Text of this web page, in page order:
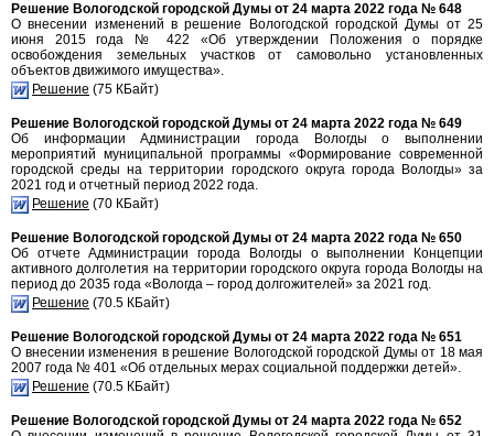
Решение Вологодской городской Думы от 24 марта 2022 года № 648
О внесении изменений в решение Вологодской городской Думы от 25
июня 2015 года № 422 «Об утверждении Положения о порядке
освобождения земельных участков от самовольно установленных
объектов движимого имущества».
Решение (75 КБайт)
Решение Вологодской городской Думы от 24 марта 2022 года № 649
Об информации Администрации города Вологды о выполнении
мероприятий муниципальной программы «Формирование современной
городской среды на территории городского округа города Вологды» за
2021 год и отчетный период 2022 года.
Решение (70 КБайт)
Решение Вологодской городской Думы от 24 марта 2022 года № 650
Об отчете Администрации города Вологды о выполнении Концепции
активного долголетия на территории городского округа города Вологды на
период до 2035 года «Вологда – город долгожителей» за 2021 год.
Решение (70.5 КБайт)
Решение Вологодской городской Думы от 24 марта 2022 года № 651
О внесении изменения в решение Вологодской городской Думы от 18 мая
2007 года № 401 «Об отдельных мерах социальной поддержки детей».
Решение (70.5 КБайт)
Решение Вологодской городской Думы от 24 марта 2022 года № 652